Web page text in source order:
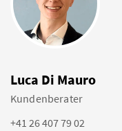
Luca Di Mauro
Kundenberater
+41 26 407 79 02